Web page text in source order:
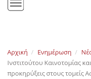
Εκδόσεις
Ενημέρωση
Αρχική Ενημέρωση
Ινστιτούτου Καινοτομίας
προκηρύξεις στους τομείς